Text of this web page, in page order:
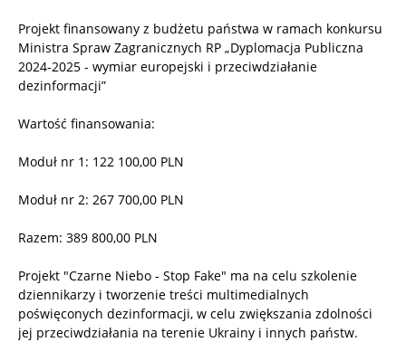
Projekt finansowany z budżetu państwa w ramach konkursu
Ministra Spraw Zagranicznych RP „Dyplomacja Publiczna
2024-2025 - wymiar europejski i przeciwdziałanie
dezinformacji”
Wartość finansowania:
Moduł nr 1: 122 100,00 PLN
Moduł nr 2: 267 700,00 PLN
Razem: 389 800,00 PLN
Projekt "Czarne Niebo - Stop Fake" ma na celu szkolenie
dziennikarzy i tworzenie treści multimedialnych
poświęconych dezinformacji, w celu zwiększania zdolności
jej przeciwdziałania na terenie Ukrainy i innych państw.